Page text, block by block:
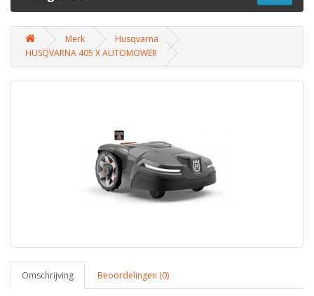
Merk
Husqvarna
HUSQVARNA 405 X AUTOMOWER
Omschrijving Beoordelingen (0)